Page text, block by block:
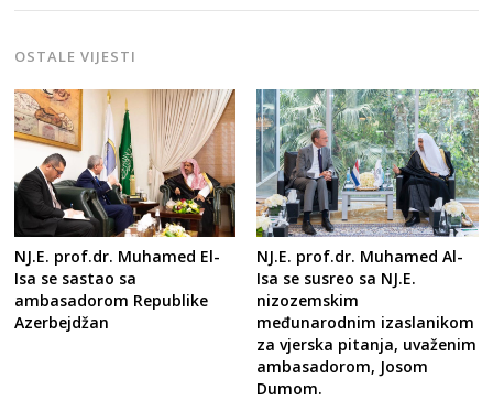
OSTALE VIJESTI
NJ.E. prof.dr. Muhamed El-
Isa se sastao sa
ambasadorom Republike
Azerbejdžan
NJ.E. prof.dr. Muhamed Al-
Isa se susreo sa NJ.E.
nizozemskim
međunarodnim izaslanikom
za vjerska pitanja, uvaženim
ambasadorom, Josom
Dumom.